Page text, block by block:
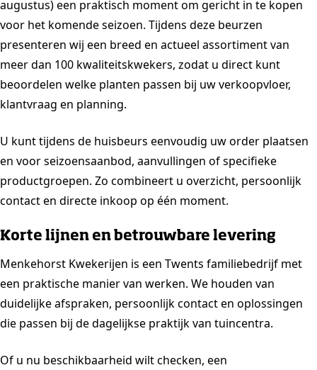
augustus) een praktisch moment om gericht in te kopen
voor het komende seizoen. Tijdens deze beurzen
presenteren wij een breed en actueel assortiment van
meer dan 100 kwaliteitskwekers, zodat u direct kunt
beoordelen welke planten passen bij uw verkoopvloer,
klantvraag en planning.
U kunt tijdens de huisbeurs eenvoudig uw order plaatsen
en voor seizoensaanbod, aanvullingen of specifieke
productgroepen. Zo combineert u overzicht, persoonlijk
contact en directe inkoop op één moment.
Korte lijnen en betrouwbare levering
Menkehorst Kwekerijen is een Twents familiebedrijf met
een praktische manier van werken. We houden van
duidelijke afspraken, persoonlijk contact en oplossingen
die passen bij de dagelijkse praktijk van tuincentra.
Of u nu beschikbaarheid wilt checken, een